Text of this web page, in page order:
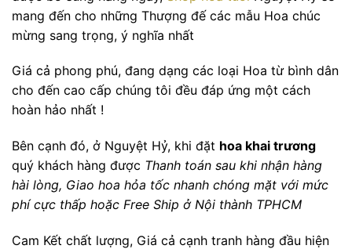
mang đến cho những Thượng đế các mẫu Hoa chúc
mừng sang trọng, ý nghĩa nhất
Giá cả phong phú, đang dạng các loại Hoa từ bình dân
cho đến cao cấp chúng tôi đều đáp ứng một cách
hoàn hảo nhất !
Bên cạnh đó, ở Nguyệt Hỷ, khi đặt hoa khai trương
quý khách hàng được Thanh toán sau khi nhận hàng
hài lòng, Giao hoa hỏa tốc nhanh chóng mặt với mức
phí cực thấp hoặc Free Ship ở Nội thành TPHCM
Cam Kết chất lượng, Giá cả cạnh tranh hàng đầu hiện